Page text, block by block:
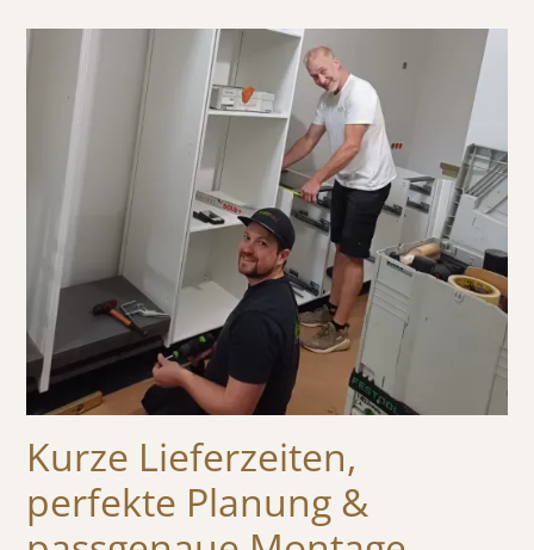
Kurze Lieferzeiten,
perfekte Planung &